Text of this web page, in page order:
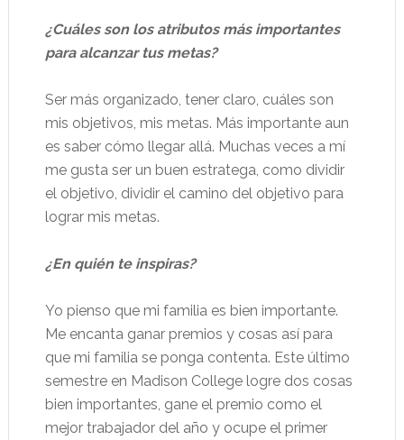
¿Cuáles son los atributos más importantes
para alcanzar tus metas?
Ser más organizado, tener claro, cuáles son
mis objetivos, mis metas. Más importante aun
es saber cómo llegar allá. Muchas veces a mí
me gusta ser un buen estratega, como dividir
el objetivo, dividir el camino del objetivo para
lograr mis metas.
¿En quién te inspiras?
Yo pienso que mi familia es bien importante.
Me encanta ganar premios y cosas así para
que mi familia se ponga contenta. Este último
semestre en Madison College logre dos cosas
bien importantes, gane el premio como el
mejor trabajador del año y ocupe el primer